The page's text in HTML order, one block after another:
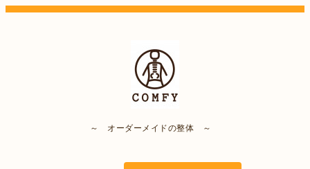
～ オーダーメイドの整体 ～